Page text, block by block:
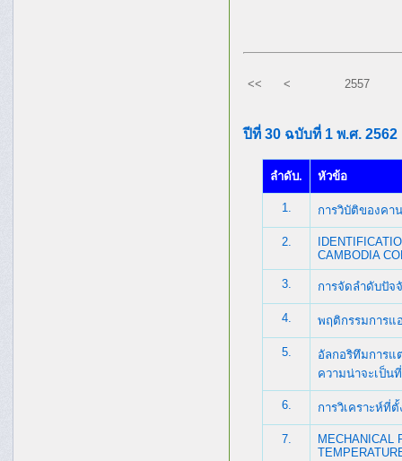
<< < 2557
ปีที่ 30 ฉบับที่ 1 พ.ศ. 2562
ลำดับ. หัวข้อ
1. การวิบัติของคา
2.
CAMBODIA
3. การจัดลำดับปัจ
4. พฤติกรรมการแ
5.
อัลกอริทึมการแ
ความน่าจะเป็น
6. การวิเคราะห์ที่
7.
MECHANICAL